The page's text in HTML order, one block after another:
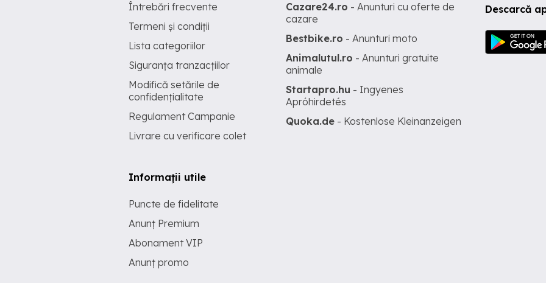
Descarcă
Întrebări frecvente
Termeni și condiții
Lista categoriilor
Siguranța tranzacțiilor
Modifică setările de
confidențialitate
Regulament Campanie
Livrare cu verificare colet
Informații utile
Puncte de fidelitate
Anunț Premium
Abonament VIP
Anunț promo
Cazare24.ro - Anunturi cu oferte de
cazare
Bestbike.ro - Anunturi moto
Animalutul.ro - Anunturi gratuite
animale
Startapro.hu - Ingyenes
Apróhirdetés
Quoka.de - Kostenlose Kleinanzeigen